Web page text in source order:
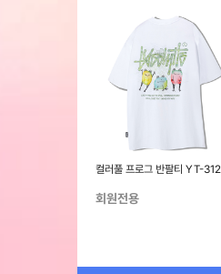
컬러풀 프로그 반팔티 YT-312
회원전용